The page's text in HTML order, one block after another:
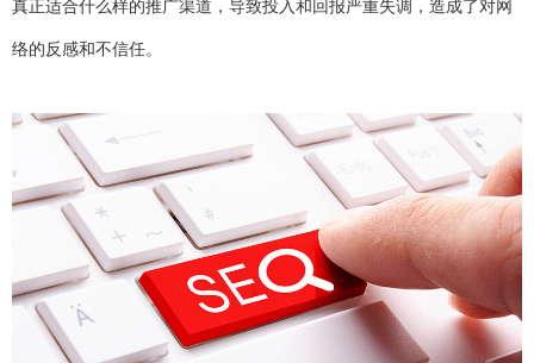
真正适合什么样的推广渠道，导致投入和回报严重失调，造成了对网
络的反感和不信任。